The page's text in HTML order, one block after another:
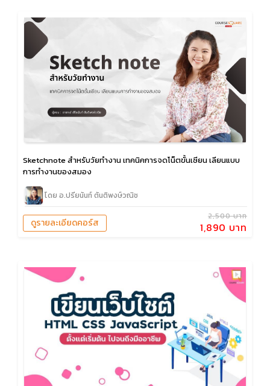
Sketchnote สำหรับวัยทำงาน เทคนิคการจดโน็ตขั้นเซียน เลียนแบบ
การทำงานของสมอง
โดย อ.ปรียนันท์ ตันติพงษ์วณิช
2,500 บาท
1,890 บาท
ดูรายละเอียดคอร์ส